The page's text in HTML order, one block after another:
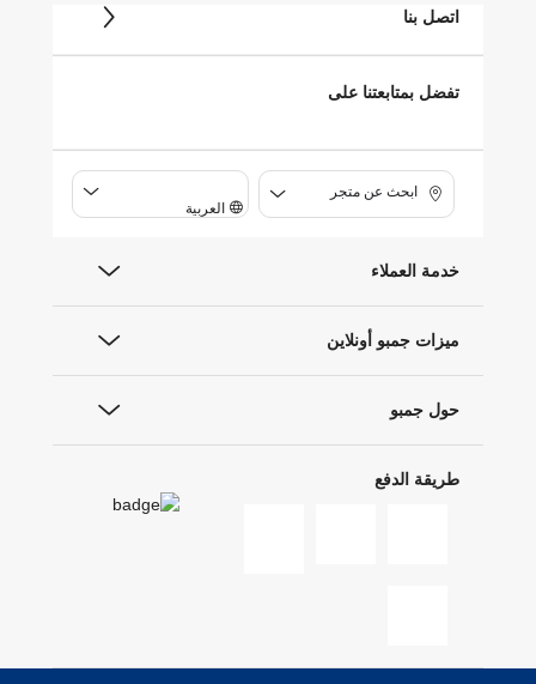
اتصل بنا
تفضل بمتابعتنا على
ابحث عن متجر
العربية
خدمة العملاء
ميزات جمبو أونلاين
حول جمبو
طريقة الدفع